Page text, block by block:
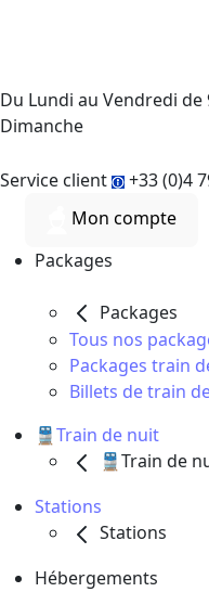
Du Lundi au Vendredi de
Dimanche
Service client
+33 (0)4
Mon compte
Packages
Packages
Tous nos
Packages train
Billets de train
🚆Train de nuit
🚆Train de
Stations
Stations
Hébergements